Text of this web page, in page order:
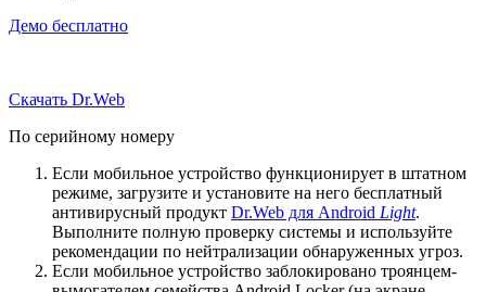
Демо бесплатно
Скачать Dr.Web
По серийному номеру
Если мобильное устройство функционирует в штатном
режиме, загрузите и установите на него бесплатный
антивирусный продукт Dr.Web для Android Light.
Выполните полную проверку системы и используйте
рекомендации по нейтрализации обнаруженных угроз.
Если мобильное устройство заблокировано троянцем-